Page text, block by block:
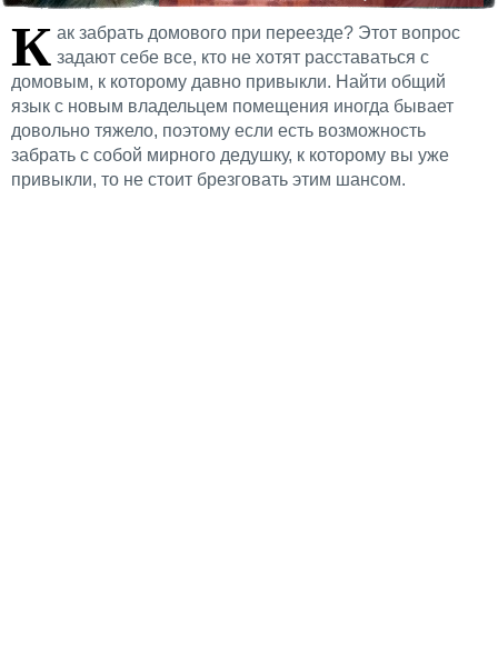
К ак забрать домового при переезде? Этот вопрос
задают себе все, кто не хотят расставаться с
домовым, к которому давно привыкли. Найти общий
язык с новым владельцем помещения иногда бывает
довольно тяжело, поэтому если есть возможность
забрать с собой мирного дедушку, к которому вы уже
привыкли, то не стоит брезговать этим шансом.